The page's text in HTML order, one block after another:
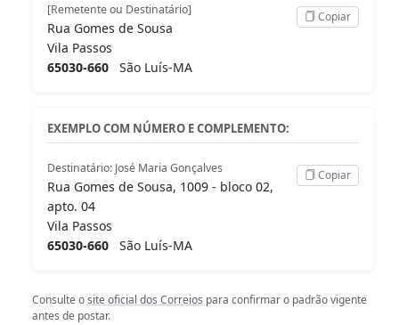
[Remetente ou Destinatário]
Rua Gomes de Sousa
Vila Passos
65030-660 São Luís-MA
Copiar
EXEMPLO COM NÚMERO E COMPLEMENTO:
Destinatário: José Maria Gonçalves
Rua Gomes de Sousa, 1009 - bloco 02,
apto. 04
Vila Passos
65030-660 São Luís-MA
Copiar
Consulte osite oficial dos Correios para confirmar o padrão vigente
antes de postar.